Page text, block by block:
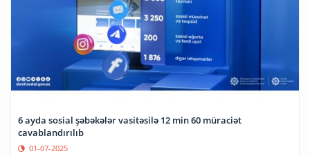
6 ayda sosial şəbəkələr vasitəsilə 12 min 60 müraciət
cavablandırılıb
01-07-2025